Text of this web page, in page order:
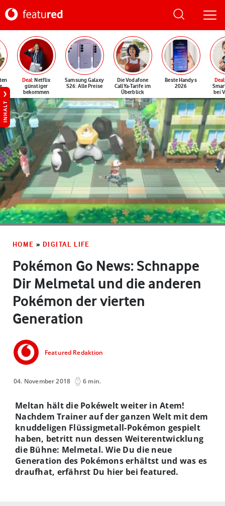
Deal: Netflix
günstiger
bekommen
Samsung Galaxy
S26: Alle Preise
Die Vodafone
CallYa-Tarife im
Überblick
Beste Handys
2026
Deal
bei
INHALT
HOME » DIGITAL LIFE
Pokémon Go News: Schnappe
Dir Melmetal und die anderen
Pokémon der vierten
Generation
Featured Redaktion
04. November 2018 6 min.
Meltan hält die Pokéwelt weiter in Atem!
Nachdem Trainer auf der ganzen Welt mit dem
knuddeligen Flüssigmetall-Pokémon gespielt
haben, betritt nun dessen Weiterentwicklung
die Bühne: Melmetal. Wie Du die neue
Generation des Pokémons erhältst und was es
draufhat, erfährst Du hier bei featured.